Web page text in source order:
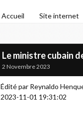
Accueil Site internet
Le ministre cubain
2 Novembre 2023
Édité par Reynaldo
2023-11-01 19:31:02